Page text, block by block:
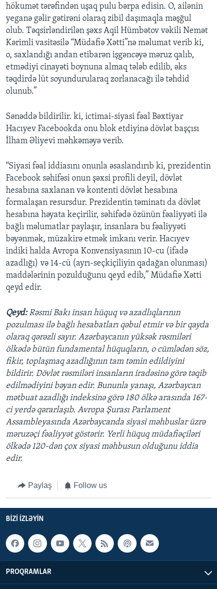
hökumət tərəfindən uşaq pulu bərpa edisin. O, ailənin
yeganə gəlir gətirəni olaraq zibil daşımaqla məşğul
olub. Təqsirləndirilən şəxs Aqil Hümbətov vəkili Nemət
Kərimli vasitəsilə “Müdafiə Xətti”nə məlumat verib ki,
o, saxlandığı andan etibarən işgəncəyə məruz qalıb,
etmədiyi cinayəti boynuna almaq tələb edilib, əks
təqdirdə lüt soyundurularaq zorlanacağı ilə təhdid
olunub.”
Sənəddə bildirilir. ki, ictimai-siyasi fəal Bəxtiyar
Hacıyev Facebookda onu blok etdiyinə dövlət başçısı
İlham Əliyevi məhkəməyə verib.
“Siyasi fəal iddiasını onunla əsaslandırıb ki, prezidentin
Facebook səhifəsi onun şəxsi profili deyil, dövlət
hesabına saxlanan və kontenti dövlət hesabına
formalaşan resursdur. Prezidentin təminatı da dövlət
hesabına həyata keçirilir, səhifədə özünün fəaliyyəti ilə
bağlı məlumatlar paylaşır, insanlara bu fəaliyyəti
bəyənmək, müzakirə etmək imkanı verir. Hacıyev
indiki halda Avropa Konvensiyasının 10-cu (ifadə
azadlığı) və 14-cü (ayrı-seçkiçiliyin qadağan olunması)
maddələrinin pozulduğunu qeyd edib,” Müdafiə Xətti
qeyd edir.
Qeyd:Rəsmi Bakı insan hüquq və azadlıqlarının
pozulması ilə bağlı hesabatları qəbul etmir və bir qayda
olaraq qərəzli sayır. Azərbaycanın yüksək rəsmiləri
ölkədə bütün fundamental hüquqların, o cümlədən söz,
fikir, toplaşmaq azadlığının tam təmin edildiyini
bildirir. Dövlət rəsmiləri insanların iradəsinə görə təqib
edilmədiyini bəyan edir. Bununla yanaşı, Azərbaycan
mətbuat azadlığı indeksinə görə 180 ölkə arasında 167-
ci yerdə qərarlaşıb. Avropa Şurası Parlament
Assambleyasında Azərbaycanda siyasi məhbuslar üzrə
məruzəçi fəaliyyət göstərir. Yerli hüquq müdafiəçiləri
ölkədə 120-dən çox siyasi məhbusun olduğunu iddia
edir.
Paylaş Follow us
BIZI IZLƏYIN
PROQRAMLAR